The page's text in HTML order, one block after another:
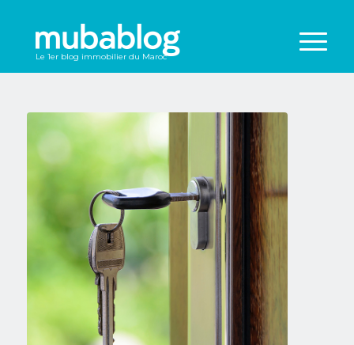
Le 1er blog immobilier du Maroc